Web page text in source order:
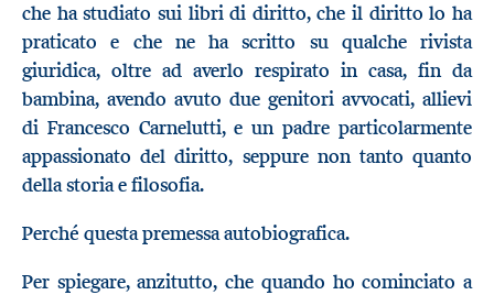
che ha studiato sui libri di diritto, che il diritto lo ha
praticato e che ne ha scritto su qualche rivista
giuridica, oltre ad averlo respirato in casa, fin da
bambina, avendo avuto due genitori avvocati, allievi
di Francesco Carnelutti, e un padre particolarmente
appassionato del diritto, seppure non tanto quanto
della storia e filosofia.
Perché questa premessa autobiografica.
Per spiegare, anzitutto, che quando ho cominciato a